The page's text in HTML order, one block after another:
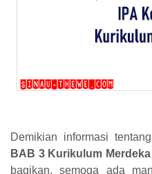
Demikian informasi tentang
BAB 3 Kurikulum Merdeka
bagikan, semoga ada